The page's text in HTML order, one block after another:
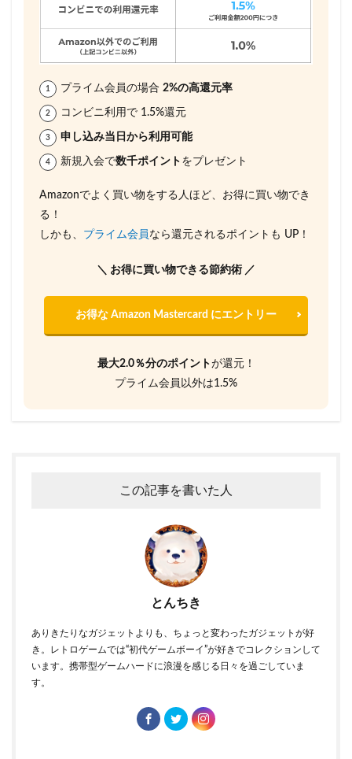
プライム会員の場合 2%の高還元率
コンビニ利用で 1.5%還元
申し込み当日から利用可能
新規入会で数千ポイント をプレゼント
Amazonでよく買い物をする人ほど、お得に買い物でき
る！
しかも、 プライム会員 なら還元されるポイントも UP！
＼ お得に買い物できる節約術 ／
お得な Amazon Mastercard にエントリー
最大2.0％分のポイントが還元！
プライム会員以外は1.5%
この記事を書いた人
とんちき
ありきたりなガジェットよりも、ちょっと変わったガジェットが好
き。レトロゲームでは“初代ゲームボーイ”が好きでコレクションして
います。携帯型ゲームハードに浪漫を感じる日々を過ごしていま
す。